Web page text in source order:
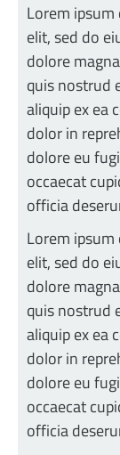
Lorem
elit, sed do
dolore
quis nostrud
aliquip ex ea
dolor in
dolore eu
occaecat
officia
Lorem
elit, sed do
dolore
quis nostrud
aliquip ex ea
dolor in
dolore eu
occaecat
officia